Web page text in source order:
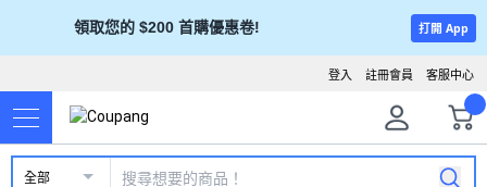
領取您的 $200 首購優惠卷! 打開 App
客服中心
註冊會員
登入
全部